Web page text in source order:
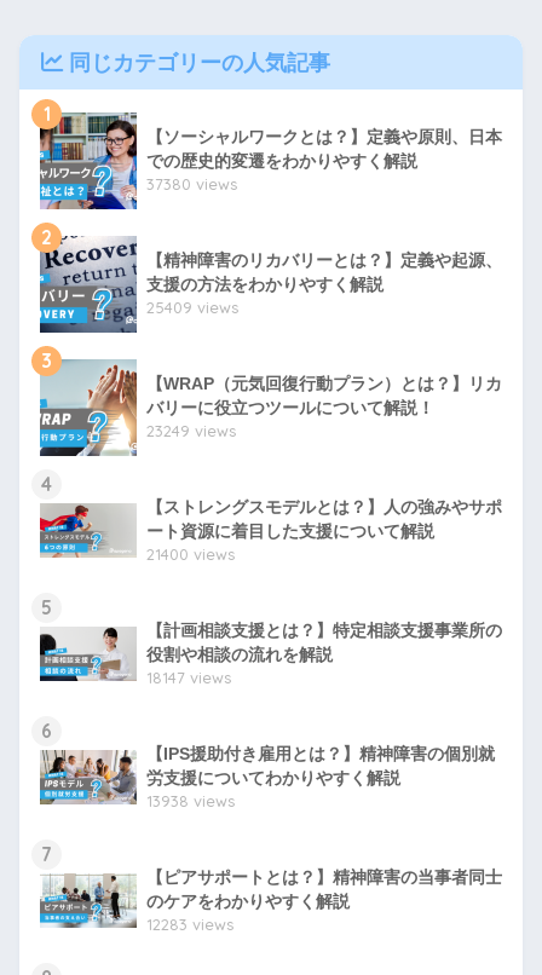
同じカテゴリーの人気記事
1
【ソーシャルワークとは？】定義や原則、日本
での歴史的変遷をわかりやすく解説
37380 views
2
【精神障害のリカバリーとは？】定義や起源、
支援の方法をわかりやすく解説
25409 views
3
【WRAP（元気回復行動プラン）とは？】リカ
バリーに役立つツールについて解説！
23249 views
4
【ストレングスモデルとは？】人の強みやサポ
ート資源に着目した支援について解説
21400 views
5
【計画相談支援とは？】特定相談支援事業所の
役割や相談の流れを解説
18147 views
6
【IPS援助付き雇用とは？】精神障害の個別就
労支援についてわかりやすく解説
13938 views
7
【ピアサポートとは？】精神障害の当事者同士
のケアをわかりやすく解説
12283 views